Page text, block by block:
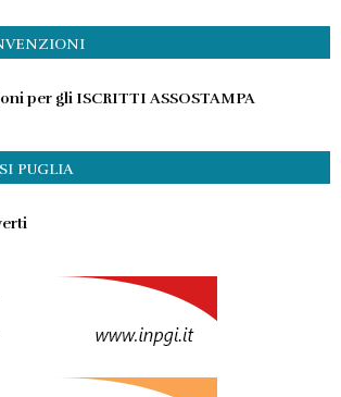
per gli ISCRITTI ASSOSTAMPA
PUGLIA